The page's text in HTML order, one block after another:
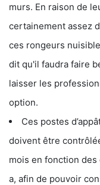
murs. En raison de
certainement assez
ces rongeurs
dit qu'il faudra faire
laisser les
option.
Ces postes
doivent être
mois en fonction
a, afin de pouvoir